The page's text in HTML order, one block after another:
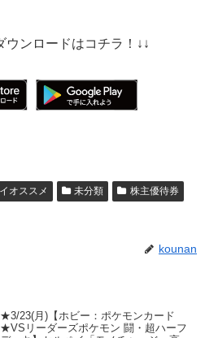
ウンロードはコチラ！↓↓
オススメ 未分類
株主優待券
kounan
★3/23(月)【ホビー：ポケモンカード
★VSリーダーズポケモン 闘・超ハーフ